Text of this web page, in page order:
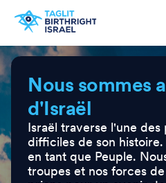
Nous sommes
d'Israël
Israël traverse l'une des
difficiles de son histoire.
en tant que Peuple.
troupes et nos forces
Want to receive
Last Name
Email